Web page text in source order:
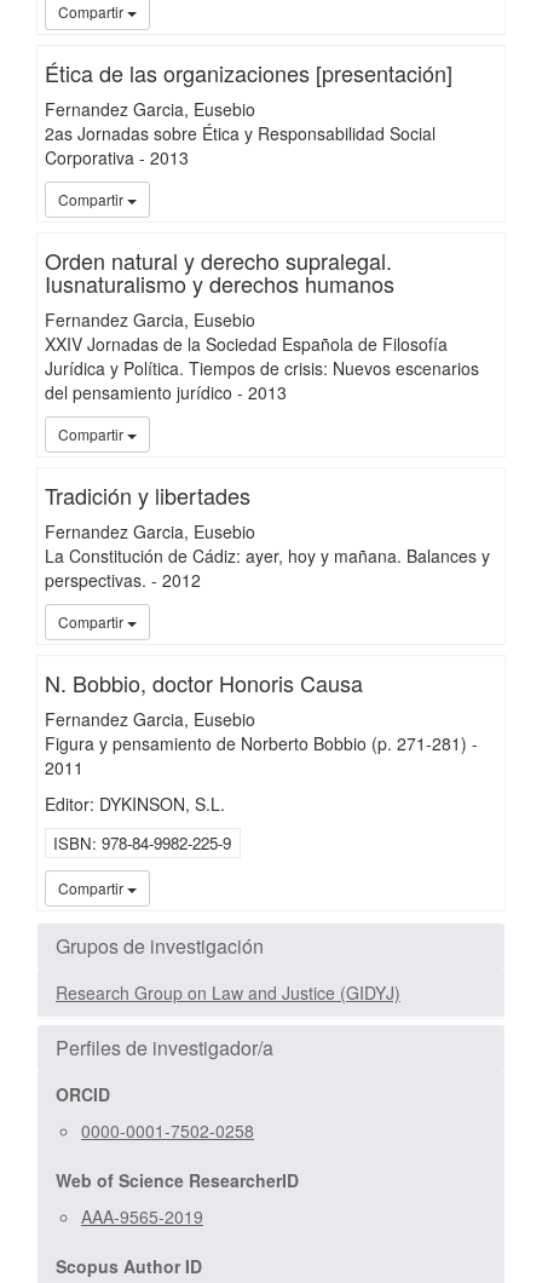
Compartir
Ética de las organizaciones [presentación]
Fernandez Garcia, Eusebio
2as Jornadas sobre Ética y Responsabilidad Social
Corporativa- 2013
Compartir
Orden natural y derecho supralegal.
Iusnaturalismo y derechos humanos
Fernandez Garcia, Eusebio
XXIV Jornadas de la Sociedad Española de Filosofía
Jurídica y Política. Tiempos de crisis: Nuevos escenarios
del pensamiento jurídico - 2013
Compartir
Tradición y libertades
Fernandez Garcia, Eusebio
La Constitución de Cádiz: ayer, hoy y mañana. Balances y
perspectivas. - 2012
Compartir
N. Bobbio, doctor Honoris Causa
Fernandez Garcia, Eusebio
Figura y pensamiento de Norberto Bobbio (p. 271-281) -
2011
Editor: DYKINSON, S.L.
ISBN 978-84-9982-225-9
Compartir
Grupos de investigación
Research Group on Law and Justice (GIDYJ)
Perfiles de investigador/a
ORCID
0000-0001-7502-0258
Web of Science ResearcherID
AAA-9565-2019
Scopus Author ID